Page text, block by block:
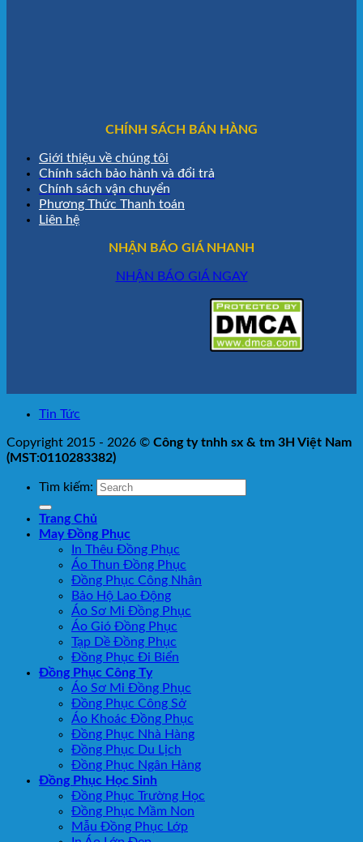
CHÍNH SÁCH BÁN HÀNG
Giới thiệu về chúng tôi
Chính sách bảo hành và đổi trả
Chính sách vận chuyển
Phương Thức Thanh toán
Liên hệ
NHẬN BÁO GIÁ NHANH
NHẬN BÁO GIÁ NGAY
Tin Tức
Copyright 2015 - 2026 © Công ty tnhh sx & tm 3H Việt Nam
(MST:0110283382)
Tìm kiếm:
Trang Chủ
May Đồng Phục
In Thêu Đồng Phục
Áo Thun Đồng Phục
Đồng Phục Công Nhân
Bảo Hộ Lao Động
Áo Sơ Mi Đồng Phục
Áo Gió Đồng Phục
Tạp Dề Đồng Phục
Đồng Phục Đi Biển
Đồng Phục Công Ty
Áo Sơ Mi Đồng Phục
Đồng Phục Công Sở
Áo Khoác Đồng Phục
Đồng Phục Nhà Hàng
Đồng Phục Du Lịch
Đồng Phục Ngân Hàng
Đồng Phục Học Sinh
Đồng Phục Trường Học
Đồng Phục Mầm Non
Mẫu Đồng Phục Lớp